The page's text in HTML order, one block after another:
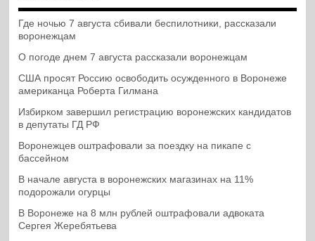
Где ночью 7 августа сбивали беспилотники, рассказали
воронежцам
О погоде днем 7 августа рассказали воронежцам
США просят Россию освободить осужденного в Воронеже
американца Роберта Гилмана
Избирком завершил регистрацию воронежских кандидатов
в депутаты ГД РФ
Воронежцев оштрафовали за поездку на пикапе с
бассейном
В начале августа в воронежских магазинах на 11%
подорожали огурцы
В Воронеже на 8 млн рублей оштрафовали адвоката
Сергея Жеребятьева